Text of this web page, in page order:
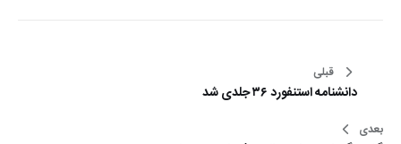
راهبری
نوشته
قبلی
دانشنامه استنفورد ۳۶ جلدی شد
بعدی